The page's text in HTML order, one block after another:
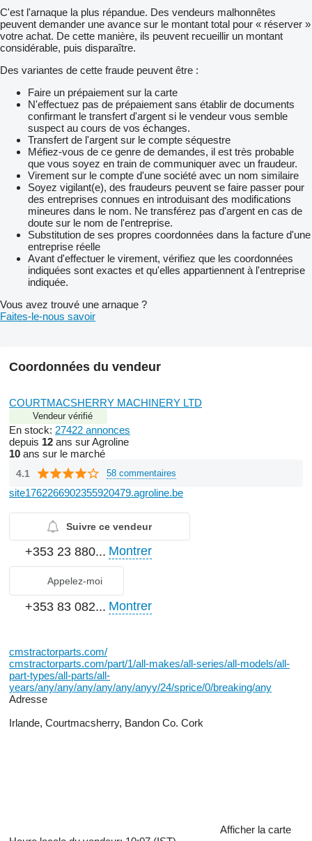
C'est l'arnaque la plus répandue. Des vendeurs malhonnêtes
peuvent demander une avance sur le montant total pour « réserver »
votre achat. De cette manière, ils peuvent recueillir un montant
considérable, puis disparaître.
Des variantes de cette fraude peuvent être :
Faire un prépaiement sur la carte
N'effectuez pas de prépaiement sans établir de documents
confirmant le transfert d'argent si le vendeur vous semble
suspect au cours de vos échanges.
Transfert de l'argent sur le compte séquestre
Méfiez-vous de ce genre de demandes, il est très probable
que vous soyez en train de communiquer avec un fraudeur.
Virement sur le compte d'une société avec un nom similaire
Soyez vigilant(e), des fraudeurs peuvent se faire passer pour
des entreprises connues en introduisant des modifications
mineures dans le nom. Ne transférez pas d'argent en cas de
doute sur le nom de l'entreprise.
Substitution de ses propres coordonnées dans la facture d'une
entreprise réelle
Avant d'effectuer le virement, vérifiez que les coordonnées
indiquées sont exactes et qu'elles appartiennent à l'entreprise
indiquée.
Vous avez trouvé une arnaque ?
Faites-le-nous savoir
Coordonnées du vendeur
COURTMACSHERRY MACHINERY LTD
Vendeur vérifié
En stock: 27422 annonces
depuis 12 ans sur Agroline
10 ans sur le marché
4.1 58 commentaires
site1762266902355920479.agroline.be
Suivre ce vendeur
+353 23 880... Montrer
Appelez-moi
+353 83 082... Montrer
cmstractorparts.com/
cmstractorparts.com/part/1/all-makes/all-series/all-models/all-
part-types/all-parts/all-
years/any/any/any/any/any/anyy/24/sprice/0/breaking/any
Adresse
Irlande, Courtmacsherry, Bandon Co. Cork
Afficher la carte